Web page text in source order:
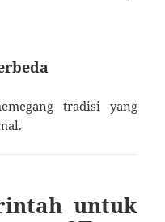
tradisi yang
untuk